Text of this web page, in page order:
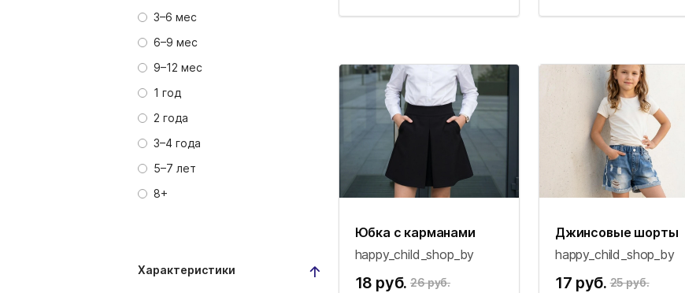
3–6 мес
6–9 мес
9–12 мес
1 год
2 года
3–4 года
5–7 лет
8+
Характеристики
Юбка с карманами
happy_child_shop_by
18 руб. 26 руб.
Джинсовые шорты
happy_child_shop_by
17 руб. 25 руб.